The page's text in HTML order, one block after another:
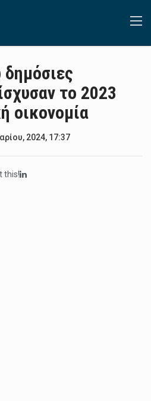
το 2023
οικονομία
2024, 17:37
this!